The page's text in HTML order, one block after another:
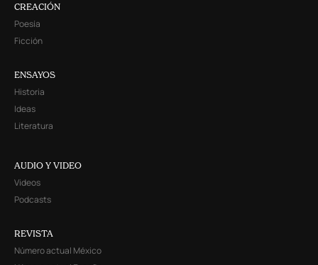
CREACIÓN
Poesía
Ficción
ENSAYOS
Historia
Ideas
Literatura
AUDIO Y VIDEO
Videos
Podcasts
REVISTA
Número actual México